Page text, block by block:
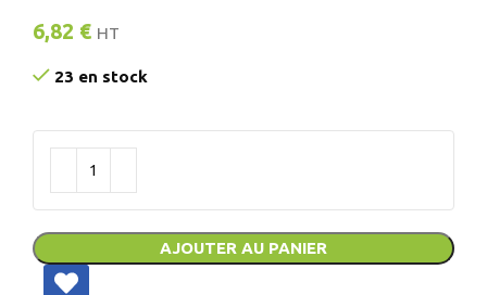
6,82 € HT
23 en stock
AJOUTER AU PANIER